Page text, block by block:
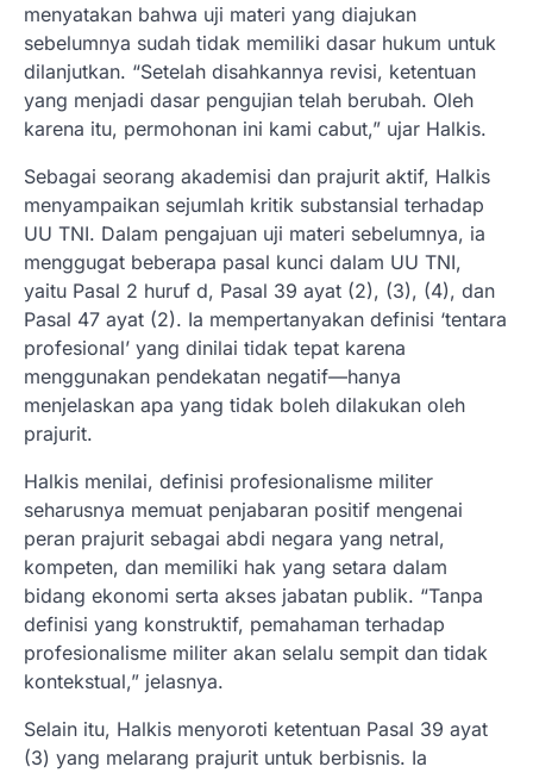
menyatakan bahwa uji materi yang diajukan
sebelumnya sudah tidak memiliki dasar hukum untuk
dilanjutkan. “Setelah disahkannya revisi, ketentuan
yang menjadi dasar pengujian telah berubah. Oleh
karena itu, permohonan ini kami cabut,” ujar Halkis.
Sebagai seorang akademisi dan prajurit aktif, Halkis
menyampaikan sejumlah kritik substansial terhadap
UU TNI. Dalam pengajuan uji materi sebelumnya, ia
menggugat beberapa pasal kunci dalam UU TNI,
yaitu Pasal 2 huruf d, Pasal 39 ayat (2), (3), (4), dan
Pasal 47 ayat (2). Ia mempertanyakan definisi ‘tentara
profesional’ yang dinilai tidak tepat karena
menggunakan pendekatan negatif—hanya
menjelaskan apa yang tidak boleh dilakukan oleh
prajurit.
Halkis menilai, definisi profesionalisme militer
seharusnya memuat penjabaran positif mengenai
peran prajurit sebagai abdi negara yang netral,
kompeten, dan memiliki hak yang setara dalam
bidang ekonomi serta akses jabatan publik. “Tanpa
definisi yang konstruktif, pemahaman terhadap
profesionalisme militer akan selalu sempit dan tidak
kontekstual,” jelasnya.
Selain itu, Halkis menyoroti ketentuan Pasal 39 ayat
(3) yang melarang prajurit untuk berbisnis. Ia